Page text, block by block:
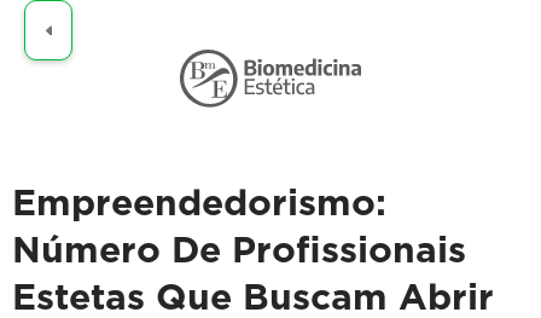
Empreendedorismo:
Número De Profissionais
Estetas Que Buscam Abrir